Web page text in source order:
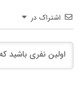
اشتراک در